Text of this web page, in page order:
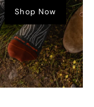
Shop Now